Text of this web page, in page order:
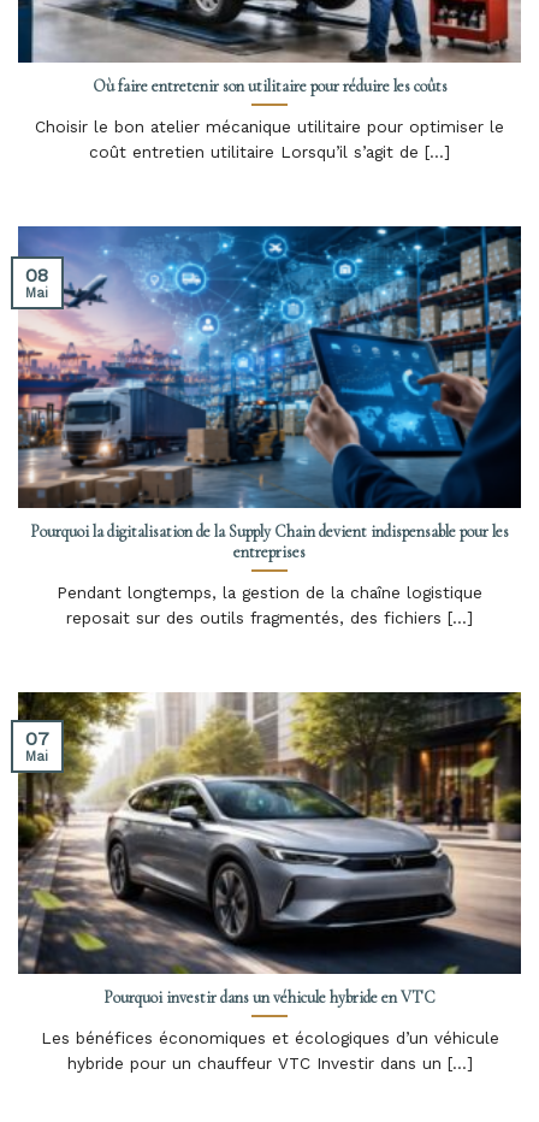
Où faire entretenir son utilitaire pour réduire les coûts
Choisir le bon atelier mécanique utilitaire pour optimiser le
coût entretien utilitaire Lorsqu’il s’agit de [...]
Pourquoi la digitalisation de la Supply Chain devient indispensable pour les
entreprises
Pendant longtemps, la gestion de la chaîne logistique
reposait sur des outils fragmentés, des fichiers [...]
08
Mai
Pourquoi investir dans un véhicule hybride en VTC
Les bénéfices économiques et écologiques d’un véhicule
hybride pour un chauffeur VTC Investir dans un [...]
07
Mai